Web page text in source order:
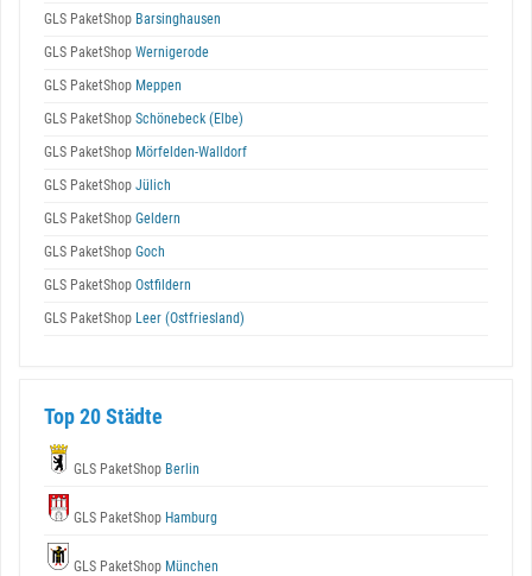
GLS PaketShop Barsinghausen
GLS PaketShop Wernigerode
GLS PaketShop Meppen
GLS PaketShop Schönebeck (Elbe)
GLS PaketShop Mörfelden-Walldorf
GLS PaketShop Jülich
GLS PaketShop Geldern
GLS PaketShop Goch
GLS PaketShop Ostfildern
GLS PaketShop Leer (Ostfriesland)
Top 20 Städte
GLS PaketShop Berlin
GLS PaketShop Hamburg
GLS PaketShop München